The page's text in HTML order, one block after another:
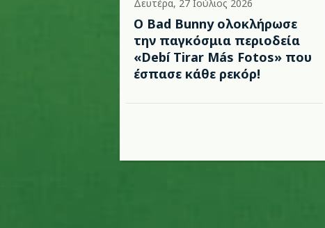
Δευτέρα, 27 Ιούλιος 2026
Ο Bad Bunny ολοκλήρωσε
την παγκόσμια περιοδεία
«Debí Tirar Más Fotos» που
έσπασε κάθε ρεκόρ!